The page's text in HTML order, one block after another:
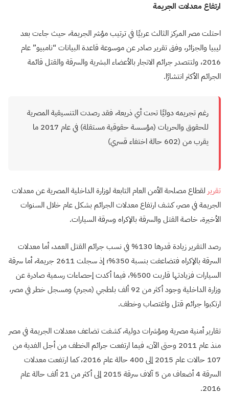
ارتفاع معدلات الجريمة
احتلت مصر المركز الثالث عربيًا في ترتيب مؤشر الجريمة، حيث جاءت بعد
ليبيا والجزائر، وفق تقرير صادر عن موسوعة قاعدة البيانات “نامبيو” عام
2016، ولتتصدر جرائم الاتجار بالأعضاء البشرية والسرقة والقتل قائمة
الجرائم الأكثر انتشارًا.
رغم تجريمه دوليًا تحت أي ذريعة، فقد رصدت التنسيقية المصرية
للحقوق والحريات (مؤسسة حقوقية مستقلة) في عام 2017 ما
يقرب من (602 حالة اختفاء قسري)
تقرير لقطاع مصلحة الأمن العام التابعة لوزارة الداخلية المصرية عن معدلات
الجريمة في مصر، كشف ارتفاع معدلات الجرائم بشكل عام خلال السنوات
الأخيرة، خاصة القتل والسرقة بالإكراه وسرقة السيارات.
رصد التقرير زيادة قدرها 130% في نسب جرائم القتل العمد، أما معدلات
السرقة بالإكراه فتضاعفت بنسبة 350%؛ إذ سجلت 2611 جريمة، أما سرقة
السيارات فزيادتها قاربت 500%، فيما أكدت إحصاءات رسمية صادرة عن
وزارة الداخلية وجود أكثر من 92 ألف بلطجي (مجرم) ومسجل خطر في مصر،
ارتكبوا جرائم قتل واغتصاب وخطف.
تقارير أمنية مصرية ومؤشرات دولية، كشفت تضاعف معدلات الجريمة في مصر
منذ عام 2011 وحتى الآن، فيما ارتفعت جرائم الخطف من أجل الفدية من
107 حالات عام 2015 إلى 400 حالة عام 2016، كما ارتفعت معدلات
السرقة 4 أضعاف من 5 آلاف سرقة 2015 إلى أكثر من 21 ألف حالة عام
2016.